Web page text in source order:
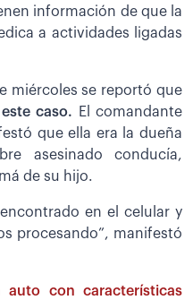
información de que la
a actividades ligadas
miércoles se reportó que
caso.
El comandante
que ella era la dueña
asesinado conducía,
de su hijo.
en el celular y
procesando”, manifestó
auto con características